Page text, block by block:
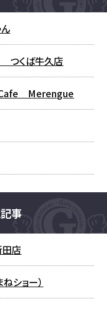
つくば牛久店
Cafe Merengue
事
店
ショー）